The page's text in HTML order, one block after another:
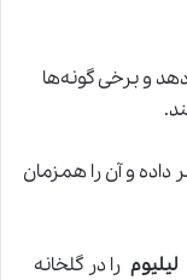
و برخی گونه‌ها
داده و آن را همزمان
لیلیوم را در گلخانه